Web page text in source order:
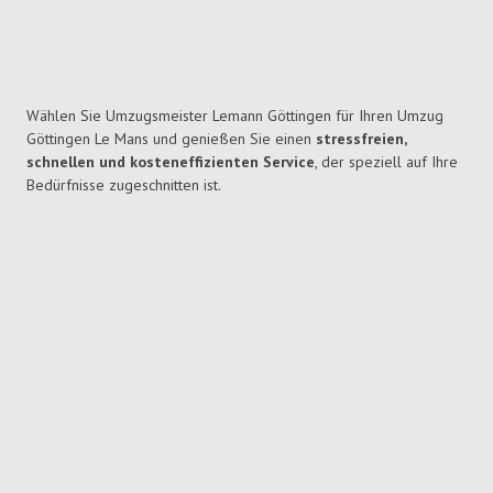
Wählen Sie Umzugsmeister Lemann Göttingen für Ihren Umzug
Göttingen Le Mans und genießen Sie einen stressfreien,
schnellen und kosteneffizienten Service, der speziell auf Ihre
Bedürfnisse zugeschnitten ist.